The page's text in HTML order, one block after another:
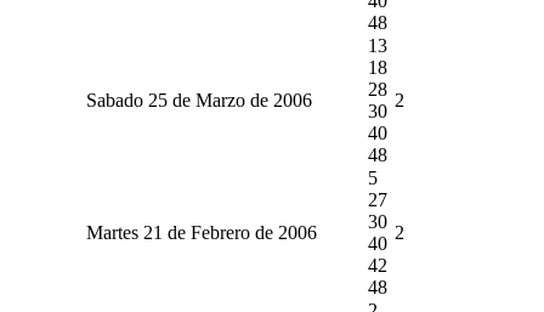
48
Sabado 25 de Marzo de 2006
13
18
28
30
40
48
2
Martes 21 de Febrero de 2006
5
27
30
40
42
48
2